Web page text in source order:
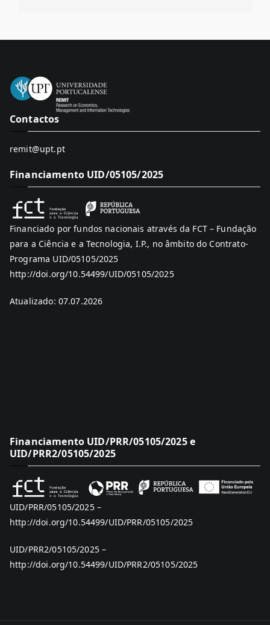
Contactos
remit@upt.pt
Financiamento UID/05105/2025
Financiado por fundos nacionais através da FCT – Fundação
para a Ciência e a Tecnologia, I.P., no âmbito do Contrato-
Programa UID/05105/2025
http://doi.org/10.54499/UID/05105/2025
Atualizado: 07.07.2026
Financiamento UID/PRR/05105/2025 e
UID/PRR2/05105/2025
UID/PRR/05105/2025 –
http://doi.org/10.54499/UID/PRR/05105/2025
UID/PRR2/05105/2025 –
http://doi.org/10.54499/UID/PRR2/05105/2025